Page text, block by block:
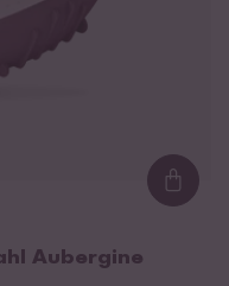
Aubergine